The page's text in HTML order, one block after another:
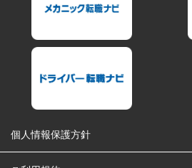
個人情報保護方針